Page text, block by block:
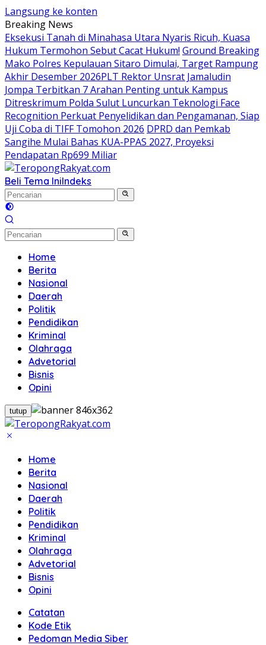
Langsung ke konten
Breaking News
Eksekusi Tanah di Minahasa Utara Nyaris Ricuh, Kuasa
Hukum Termohon Sebut Cacat Hukum! Ground Breaking
Mako Polres Kepulauan Sitaro Dimulai, Target Rampung
Akhir Desember 2026​PLT Rektor Unsrat Jamaludin
Jompa Terbitkan 7 Arahan Penting untuk Kampus
Ditreskrimum Polda Sulut Luncurkan Teknologi Face
Recognition Perkuat Penyelidikan dan Pengamanan, Siap
Uji Coba di TIFF Tomohon 2026 DPRD dan Pemkab
Sangihe Mulai Bahas KUA-PPAS 2027, Proyeksi
Pendapatan Rp699 Miliar
Beli Tema IniIndeks
Home
Berita
Nasional
Daerah
Politik
Pendidikan
Kriminal
Olahraga
Advetorial
Bisnis
Opini
tutup
Home
Berita
Nasional
Daerah
Politik
Pendidikan
Kriminal
Olahraga
Advetorial
Bisnis
Opini
Catatan
Kode Etik
Pedoman Media Siber